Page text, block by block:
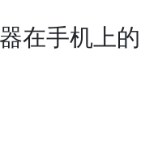
在手机上的